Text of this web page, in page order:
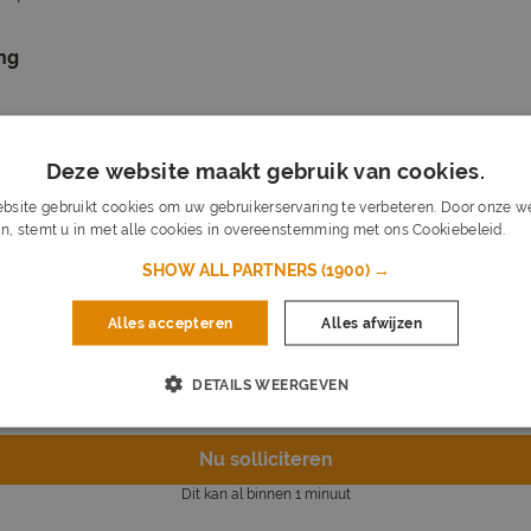
jou: wij nemen de opleidingskosten volledig voor onze
start al tijdens je opleiding met praktijkervaring.
CCB staat bekend om praktijkgerichte opleidingen
Nu solliciteren
Dit kan al binnen 1 minuut
Deze website maakt gebruik van cookies.
gebruikt cookies om uw gebruikerservaring te verbeteren. Door onze
stemt u in met alle cookies in overeenstemming met ons Cookiebeleid.
SHOW ALL PARTNERS(1900) →
Alles accepteren Alles afwijzen
DETAILS WEERGEVEN